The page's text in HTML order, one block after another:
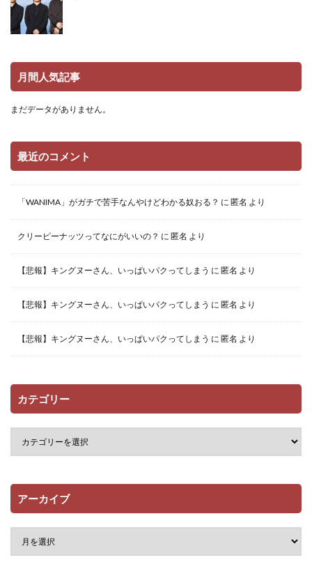
月間人気記事
まだデータがありません。
最近のコメント
「WANIMA」がガチで苦手なんやけどわかる奴おる？ に 匿名 より
クリーピーナッツってなにがいいの？ に 匿名 より
【悲報】キングヌーさん、いっぱいパクってしまう に 匿名 より
【悲報】キングヌーさん、いっぱいパクってしまう に 匿名 より
【悲報】キングヌーさん、いっぱいパクってしまう に 匿名 より
カテゴリー
アーカイブ